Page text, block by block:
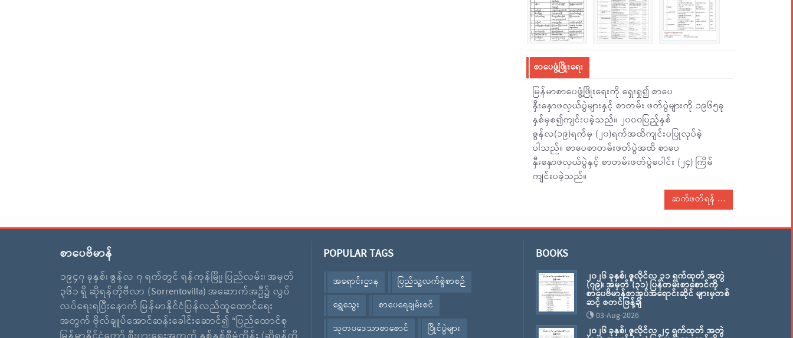
စာပေဖွံ့ဖြိုးရေး
မြန်မာစာပေဖွံ့ဖြိုးရေးကို ရှေးရှု၍ စာပေ
နှီးနှောဖလှယ်ပွဲများနှင့် စာတမ်း ဖတ်ပွဲများကို ၁၉၆၅ခု
နှစ်မှစ၍ကျင်းပခဲ့သည်။ ၂၀၀၀ပြည့်နှစ်
ဇွန်လ(၁၉)ရက်မှ (၂၀)ရက်အထိကျင်းပပြုလုပ်ခဲ့
ပါသည်။ စာပေစာတမ်းဖတ်ပွဲအထိ စာပေ
နှီးနှောဖလှယ်ပွဲနှင့် စာတမ်းဖတ်ပွဲပေါင်း (၂၄) ကြိမ်
ကျင်းပခဲ့သည်။
ဆက်ဖတ်ရန်
စာပေဗိမာန်
၁၉၄၇ ခုနှစ်၊ ဇွန်လ ၇ ရက်တွင် ရန်ကုန်မြို့၊ ပြည်လမ်း၊ အမှတ်
၃၆၁ ရှိ ဆိုရန်တိုဗီလာ (Sorrentovilla) အဆောက်အဦ၌ လွပ်
လပ်ရေးရပြီးနောက် မြန်မာနိုင်ငံပြန်လည်ထူထောင်ရေး
အတွက် ဗိုလ်ချူပ်အောင်ဆန်းခေါင်းဆောင်၍ “ပြည်ထောင်စု
POPULAR TAGS
အရောင်းဌာန
ပြည်သူ့လက်စွဲစာစဉ်
ရွှေသွေး
စာပေရေချမ်းစင်
သုတပဒေသာစာစောင်
ပြိုင်ပွဲများ
BOOKS
၂၀၂၆ ခုနှစ်၊ ဇူလိုင်လ ၃၁ ရက်ထုတ် အတွဲ
(၇၉)၊ အမှတ် (၃၁) ပြန်တမ်းစာစောင်ကို
စာပေဗိမာန်စာအုပ်အရောင်းဆိုင် များမှတစ်
ဆင့် စတင်ဖြန့်ချိ
03-Aug-2026
၂၀၂၆ ခုနှစ်၊ ဇူလိုင်လ ၂၄ ရက်ထုတ် အတွဲ